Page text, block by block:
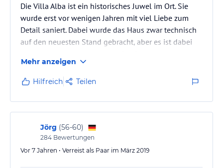
Die Villa Alba ist ein historisches Juwel im Ort. Sie
wurde erst vor wenigen Jahren mit viel Liebe zum
Detail saniert. Dabei wurde das Haus zwar technisch
auf den neuesten Stand gebracht, aber es ist dabei
die Zimmer geräumig mit viel Holz und die Betten
sehr bequem. Die Doppelzimmer bieten einen tollen
Bergblick. Einige haben einen kleinen Balkon. Die
Zimmer haben TV auch mit deutschen Programmen.
W-LAN ist vorhanden. Es gibt Abstellmöglichkeiten
für Skier und…
Mehr anzeigen
Hilfreich Teilen
Jörg (56-60)
284 Bewertungen
Vor 7 Jahren • Verreist als Paar im März 2019